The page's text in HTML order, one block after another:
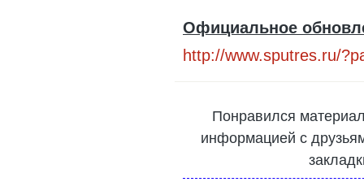
Официальное
http://www.sputres.ru/
Понравился
информацией с